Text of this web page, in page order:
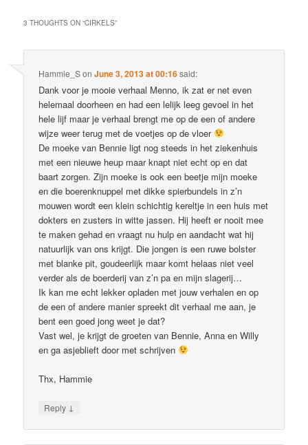
3 THOUGHTS ON “CIRKELS”
Hammie_SonJune 3, 2013 at 00:16said:
Dank voor je mooie verhaal Menno, ik zat er net even
helemaal doorheen en had een lelijk leeg gevoel in het
hele lijf maar je verhaal brengt me op de een of andere
wijze weer terug met de voetjes op de vloer
De moeke van Bennie ligt nog steeds in het ziekenhuis
met een nieuwe heup maar knapt niet echt op en dat
baart zorgen. Zijn moeke is ook een beetje mijn moeke
en die boerenknuppel met dikke spierbundels in z’n
mouwen wordt een klein schichtig kereltje in een huis met
dokters en zusters in witte jassen. Hij heeft er nooit mee
te maken gehad en vraagt nu hulp en aandacht wat hij
natuurlijk van ons krijgt. Die jongen is een ruwe bolster
met blanke pit, goudeerlijk maar komt helaas niet veel
verder als de boerderij van z’n pa en mijn slagerij…
Ik kan me echt lekker opladen met jouw verhalen en op
de een of andere manier spreekt dit verhaal me aan, je
bent een goed jong weet je dat?
Vast wel, je krijgt de groeten van Bennie, Anna en Willy
en ga asjeblieft door met schrijven
Thx, Hammie
Reply ↓